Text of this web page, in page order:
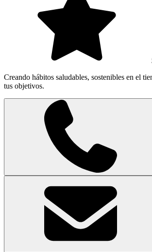
Creando hábitos saludables, sostenibles en el
tus objetivos.